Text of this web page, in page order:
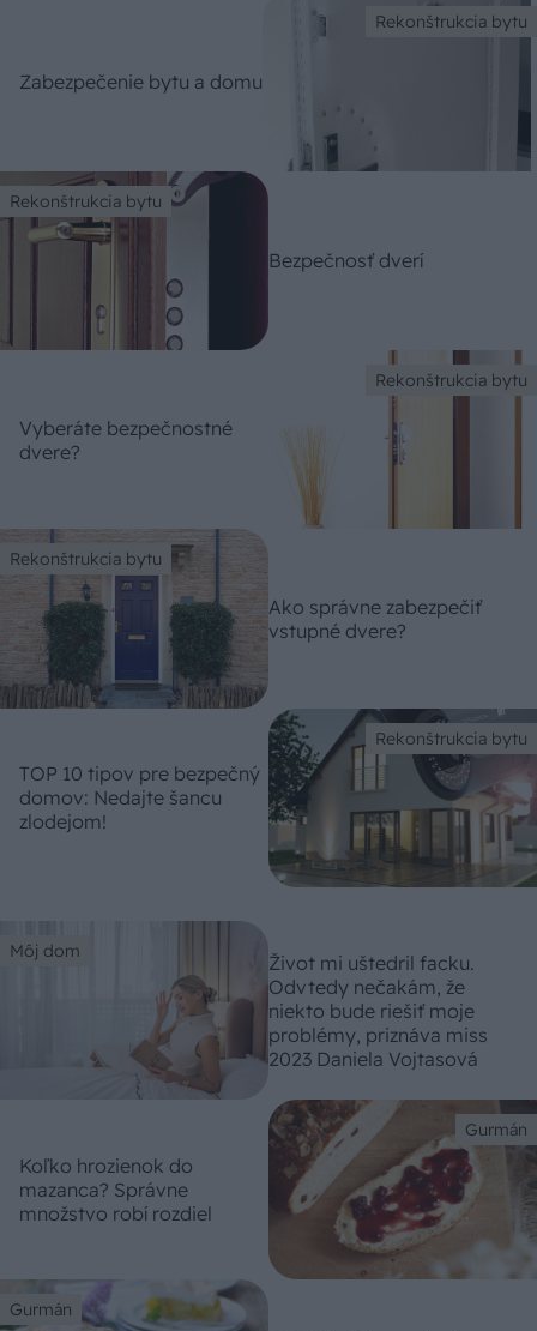
Rekonštrukcia bytu
Zabezpečenie bytu a domu
Rekonštrukcia bytu
Bezpečnosť dverí
Rekonštrukcia bytu
Vyberáte bezpečnostné
dvere?
Rekonštrukcia bytu
Ako správne zabezpečiť
vstupné dvere?
Rekonštrukcia bytu
TOP 10 tipov pre bezpečný
domov: Nedajte šancu
zlodejom!
Môj dom
Život mi uštedril facku.
Odvtedy nečakám, že
niekto bude riešiť moje
problémy, priznáva miss
2023 Daniela Vojtasová
Gurmán
Koľko hrozienok do
mazanca? Správne
množstvo robí rozdiel
Gurmán